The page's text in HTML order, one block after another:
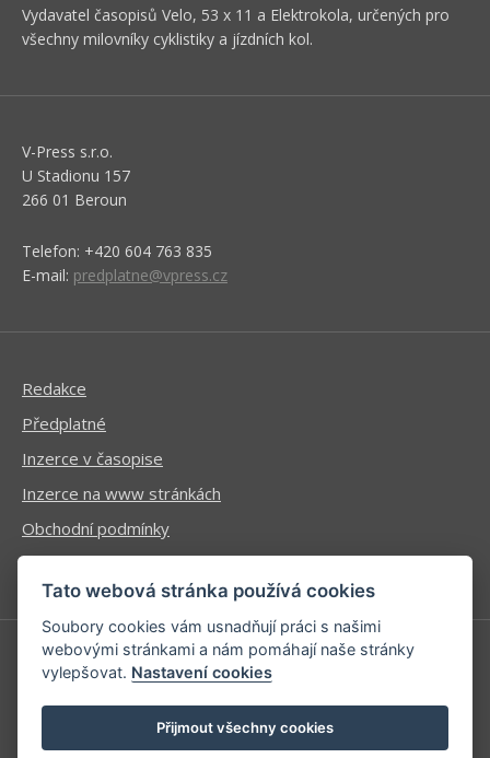
Vydavatel časopisů Velo, 53 x 11 a Elektrokola, určených pro
všechny milovníky cyklistiky a jízdních kol.
V-Press s.r.o.
U Stadionu 157
266 01 Beroun
Telefon: +420 604 763 835
E-mail: predplatne@vpress.cz
Redakce
Předplatné
Inzerce v časopise
Inzerce na www stránkách
Obchodní podmínky
Ochrana osobních údajů
Příhlášení | Registrace
Kontaktní informace
Mapa stránek
Tato webová stránka používá cookies
Soubory cookies vám usnadňují práci s našimi
webovými stránkami a nám pomáhají naše stránky
vylepšovat. Nastavení cookies
Přijmout všechny cookies